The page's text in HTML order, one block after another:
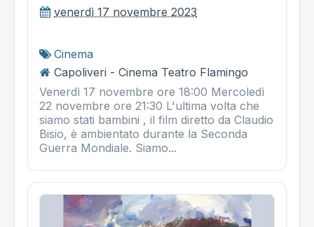
venerdì 17 novembre 2023
Cinema
Capoliveri - Cinema Teatro Flamingo
Venerdì 17 novembre ore 18:00 Mercoledì
22 novembre ore 21:30 L'ultima volta che
siamo stati bambini , il film diretto da Claudio
Bisio, è ambientato durante la Seconda
Guerra Mondiale. Siamo...